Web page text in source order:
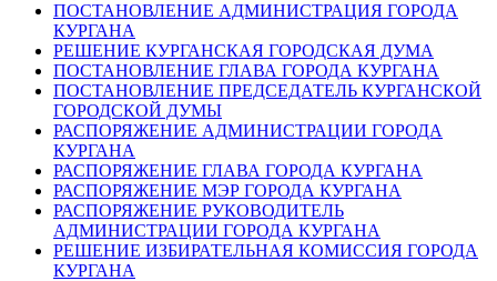
ПОСТАНОВЛЕНИЕ АДМИНИСТРАЦИЯ ГОРОДА
КУРГАНА
РЕШЕНИЕ КУРГАНСКАЯ ГОРОДСКАЯ ДУМА
ПОСТАНОВЛЕНИЕ ГЛАВА ГОРОДА КУРГАНА
ПОСТАНОВЛЕНИЕ ПРЕДСЕДАТЕЛЬ КУРГАНСКОЙ
ГОРОДСКОЙ ДУМЫ
РАСПОРЯЖЕНИЕ АДМИНИСТРАЦИИ ГОРОДА
КУРГАНА
РАСПОРЯЖЕНИЕ ГЛАВА ГОРОДА КУРГАНА
РАСПОРЯЖЕНИЕ МЭР ГОРОДА КУРГАНА
РАСПОРЯЖЕНИЕ РУКОВОДИТЕЛЬ
АДМИНИСТРАЦИИ ГОРОДА КУРГАНА
РЕШЕНИЕ ИЗБИРАТЕЛЬНАЯ КОМИССИЯ ГОРОДА
КУРГАНА